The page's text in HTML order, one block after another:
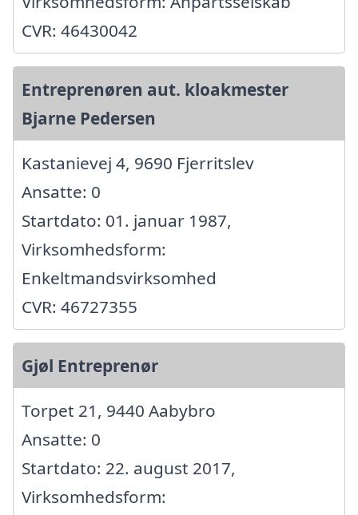
CVR: 46430042
Entreprenøren aut. kloakmester
Bjarne Pedersen
Kastanievej 4, 9690 Fjerritslev
Ansatte: 0
Startdato: 01. januar 1987,
Virksomhedsform:
Enkeltmandsvirksomhed
CVR: 46727355
Gjøl Entreprenør
Torpet 21, 9440 Aabybro
Ansatte: 0
Startdato: 22. august 2017,
Virksomhedsform: